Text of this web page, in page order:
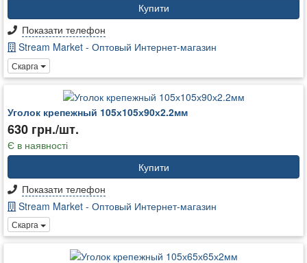
Купити
Показати телефон
Stream Market - Оптовый Интернет-магазин
Скарга
Уголок крепежный 105х105х90х2.2мм
630 грн./шт.
Є в наявності
Купити
Показати телефон
Stream Market - Оптовый Интернет-магазин
Скарга